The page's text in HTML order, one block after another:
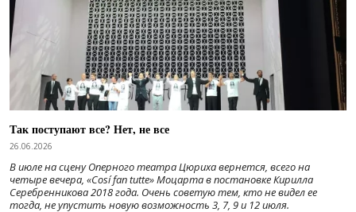
Так поступают все? Нет, не все
26.06.2026
В июле на сцену Оперного театра Цюриха вернется, всего на
четыре вечера, «Cosí fan tutte» Моцарта в постановке Кирилла
Серебренникова 2018 года. Очень советую тем, кто не видел ее
тогда, не упустить новую возможность 3, 7, 9 и 12 июля.